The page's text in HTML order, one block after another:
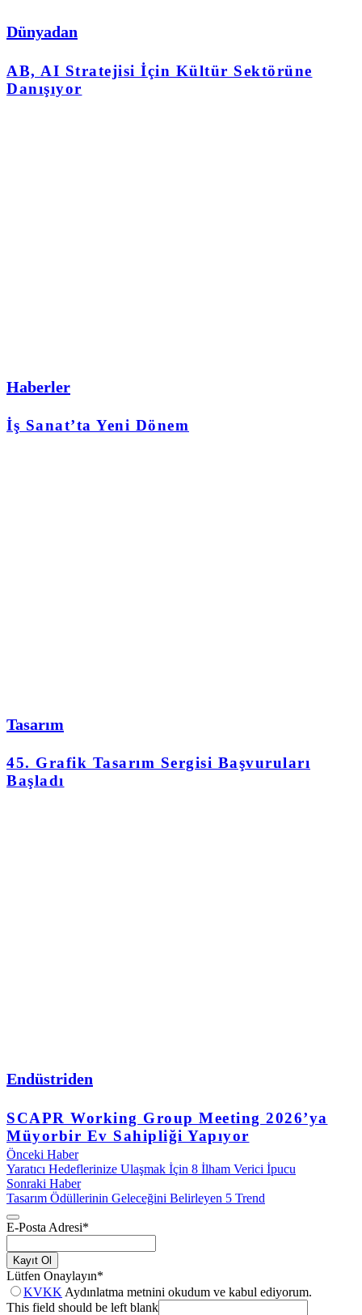
Dünyadan
AB, AI Stratejisi İçin Kültür Sektörüne
Danışıyor
Haberler
İş Sanat’ta Yeni Dönem
Tasarım
45. Grafik Tasarım Sergisi Başvuruları
Başladı
Endüstriden
SCAPR Working Group Meeting 2026’ya
Müyorbir Ev Sahipliği Yapıyor
Önceki Haber
Yaratıcı Hedeflerinize Ulaşmak İçin 8 İlham Verici İpucu
Sonraki Haber
Tasarım Ödüllerinin Geleceğini Belirleyen 5 Trend
E-Posta Adresi*
Kayıt Ol
Lütfen Onaylayın*
KVKK Aydınlatma metnini okudum ve kabul ediyorum.
This field should be left blank